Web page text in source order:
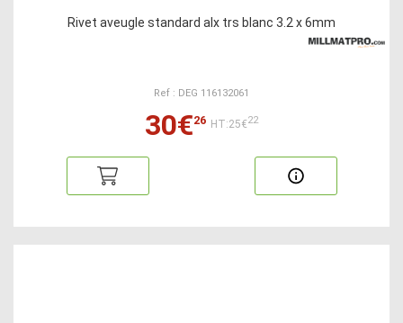
Rivet aveugle standard alx trs blanc 3.2 x 6mm
Ref : DEG 116132061
30€26 HT:25€22